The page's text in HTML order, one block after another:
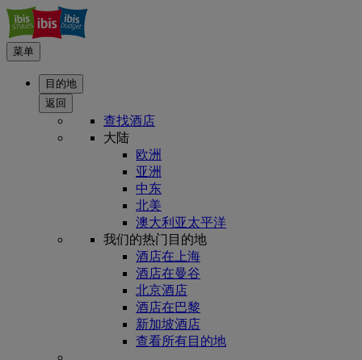
菜单
目的地
返回
查找酒店
大陆
欧洲
亚洲
中东
北美
澳大利亚太平洋
我们的热门目的地
酒店在上海
酒店在曼谷
北京酒店
酒店在巴黎
新加坡酒店
查看所有目的地